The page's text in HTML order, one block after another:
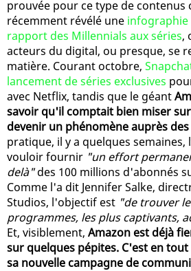
prouvée pour ce type de contenus
récemment révélé une
rapport des Millennials aux séries,
acteurs du digital, ou presque, se
matière. Courant octobre,
lancement de séries exclusives
avec Netflix, tandis que le géant
savoir qu'il comptait bien miser
devenir un phénomène auprès
pratique, il y a quelques
vouloir fournir "un effort
delà"des 100 millions d'abonnés
Comme l'a dit Jennifer Salke,
Studios, l'objectif est "de trouver
programmes, les plus captivants,
Et, visiblement, Amazon est déjà
sur quelques pépites. C'est en
sa nouvelle campagne de